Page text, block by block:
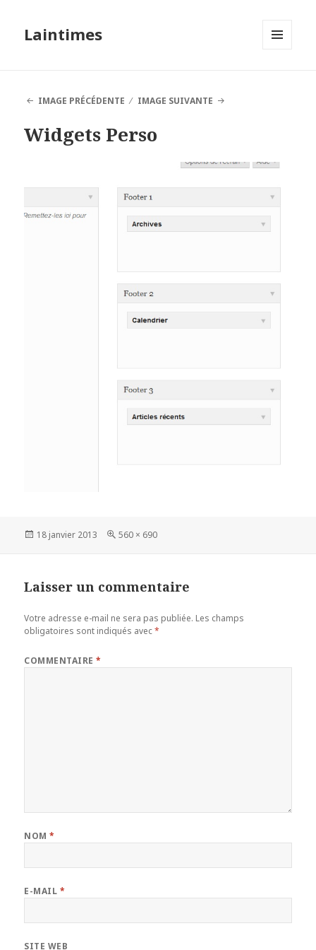
Laintimes
IMAGE PRÉCÉDENTE
IMAGE SUIVANTE
Widgets Perso
Publié
18 janvier 2013
Taille
560 × 690
Laisser un commentaire
Votre adresse e-mail ne sera pas publiée. Les champs
obligatoires sont indiqués avec*
COMMENTAIRE*
NOM*
E-MAIL *
SITE WEB